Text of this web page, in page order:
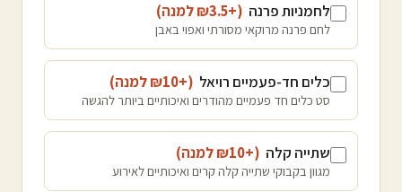
לחמניות פרנה (+₪
3.5 למנה)
לחם פרנה מרוקאי מסורתי ואפוי באבן
כלים חד-פעמיים רויאל (+₪
10 למנה)
סט כלים חד פעמיים מהודרים ואיכותיים ביותר להגשה
שתייה קלה (+₪
10 למנה)
מגוון בקבוקי שתייה קלה קרים ואיכותיים לאירוע